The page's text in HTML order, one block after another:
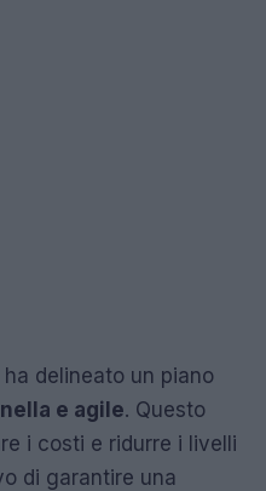
delineato un piano
e agile. Questo
i costi e ridurre i livelli
di garantire una